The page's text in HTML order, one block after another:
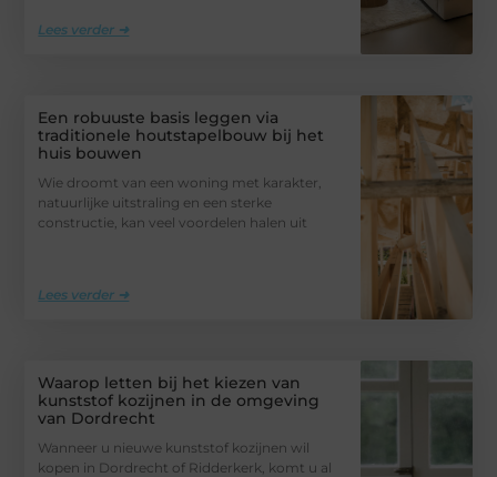
Lees verder ➜
Een robuuste basis leggen via
traditionele houtstapelbouw bij het
huis bouwen
Wie droomt van een woning met karakter,
natuurlijke uitstraling en een sterke
constructie, kan veel voordelen halen uit
Lees verder ➜
Waarop letten bij het kiezen van
kunststof kozijnen in de omgeving
van Dordrecht
Wanneer u nieuwe kunststof kozijnen wil
kopen in Dordrecht of Ridderkerk, komt u al